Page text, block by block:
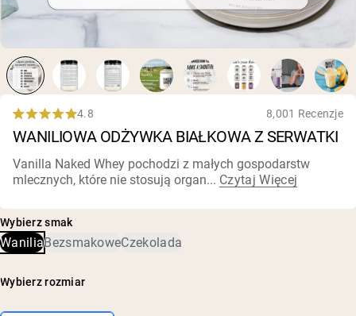
Shop All Odżywki Białkowe
WEGAŃSKIE ODŻYWKI
BIAŁKOWE
Bestsellery
4.8
of
5
stars
4.8 8,001 Recenzje
WANILIOWA ODŻYWKA BIAŁKOWA Z SERWATKI
Vanilla Naked Whey pochodzi z małych gospodarstw
mlecznych, które nie stosują organ... Czytaj Więcej
Wybierz smak
WaniliaBezsmakoweCzekolada
Wybierz rozmiar